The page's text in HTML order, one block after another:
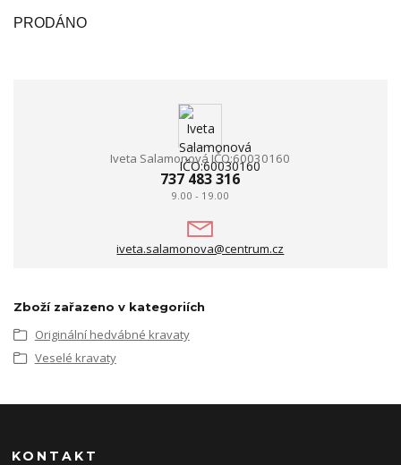
PRODÁNO
Iveta Salamonová IČO:60030160
737 483 316
9.00 - 19.00
iveta.salamonova@centrum.cz
Zboží zařazeno v kategoriích
Originální hedvábné kravaty
Veselé kravaty
KONTAKT